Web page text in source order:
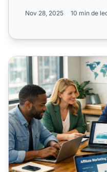
Nov 28, 2025 10 min de
Comment choisir les